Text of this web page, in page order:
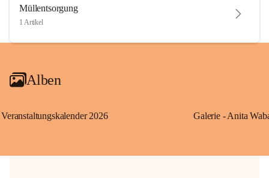
Müllentsorgung
1 Artikel
Alben
Veranstaltungskalender 2026 Galerie - Anita